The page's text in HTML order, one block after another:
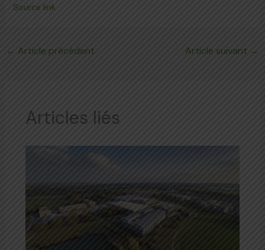
Source link
← Article précédent Article suivant →
Articles liés